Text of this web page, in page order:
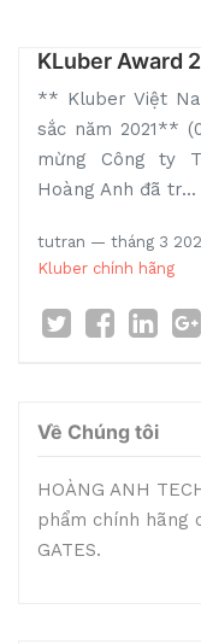
KLuber Award
** Kluber Việt
sắc năm 2021**
mừng Công ty
Hoàng Anh đã tr...
tutran — tháng 3
Kluber chính hãng
Về Chúng tôi
HOÀNG ANH
phẩm chính hãng
GATES.